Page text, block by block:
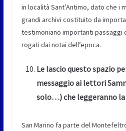
in località Sant’Antimo, dato che i
grandi archivi costituito da
testimoniano importanti passaggi
rogati dai notai dell’epoca.
Le lascio questo spazio
messaggio ai lettori
solo…) che leggeranno la
San Marino fa parte del